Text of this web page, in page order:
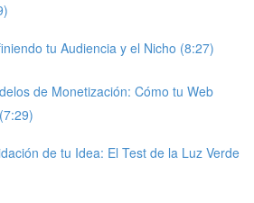
tu Audiencia y el Nicho (8:27)
de Monetización: Cómo tu Web
de tu Idea: El Test de la Luz Verde